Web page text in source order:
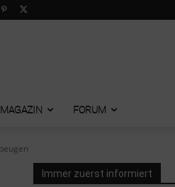
MAGAZIN FORUM
Immer zuerst informiert